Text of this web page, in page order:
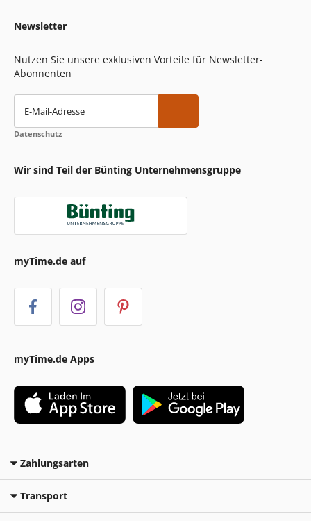
Newsletter
Nutzen Sie unsere exklusiven Vorteile für Newsletter-
Abonnenten
E-Mail-Adresse
Datenschutz
Wir sind Teil der Bünting Unternehmensgruppe
myTime.de auf
myTime.de Apps
Zahlungsarten
Transport